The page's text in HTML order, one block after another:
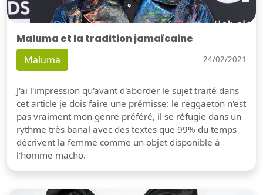
Maluma et la tradition jamaïcaine
Maluma 24/02/2021
J'ai l'impression qu'avant d'aborder le sujet traité dans
cet article je dois faire une prémisse: le reggaeton n'est
pas vraiment mon genre préféré, il se réfugie dans un
rythme très banal avec des textes que 99% du temps
décrivent la femme comme un objet disponible à
l'homme macho.